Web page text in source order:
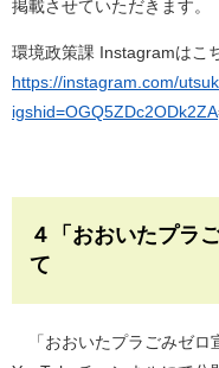
掲載させていただきます。
環境政策課 Instagramはこ
https://instagram.com/
igshid=OGQ5ZDc2ODk2ZA
４「おおいたプラ
て
「おおいたプラごみゼロ